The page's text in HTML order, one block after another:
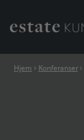
Hjem Konferanser